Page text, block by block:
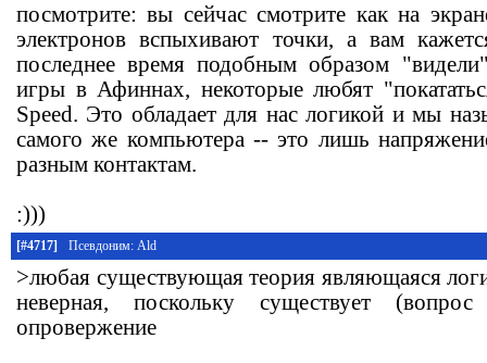
посмотрите: вы сейчас смотрите как на
электронов вспыхивают точки, а вам
последнее время подобным образом
игры в Афиннах, некоторые любят
Speed. Это обладает для нас логикой и мы
самого же компьютера -- это лишь
разным контактам.
:)))
[#4717] Псевдоним: Ald
>любая существующая теория являющаяся
неверная, поскольку существует
опровержение